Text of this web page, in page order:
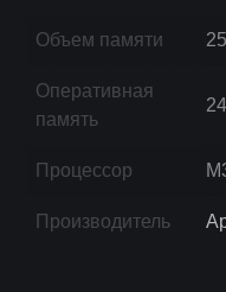
Объем памяти
Оперативная
память
Процессор
Производитель